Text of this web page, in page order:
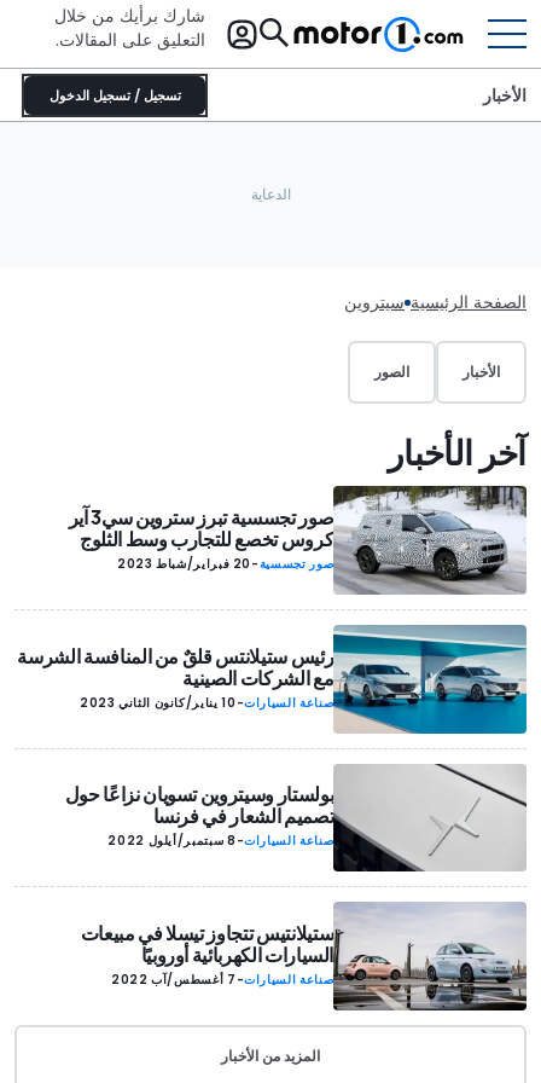
شارك برأيك من خلال
التعليق على المقالات.
تسجيل / تسجيل الدخول الأخبار
الصفحة الرئيسية سيتروين
الأخبار الصور
آخر الأخبار
صور تجسسية تبرز ستروين سي3 آير
كروس تخصع للتجارب وسط الثلوج
صور تجسسية- 20 فبراير/شباط 2023
رئيس ستيلانتس قلقٌ من المنافسة الشرسة
مع الشركات الصينية
صناعة السيارات- 10 يناير/كانون الثاني 2023
بولستار وسيتروين تسويان نزاعًا حول
تصميم الشعار في فرنسا
صناعة السيارات- 8 سبتمبر/أيلول 2022
ستيلانتيس تتجاوز تيسلا في مبيعات
السيارات الكهربائية أوروبيًا
صناعة السيارات- 7 أغسطس/آب 2022
المزيد من الأخبار